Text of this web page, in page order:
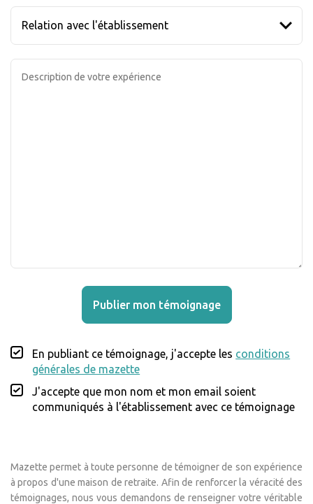
Publier mon témoignage
En publiant ce témoignage, j'accepte les conditions
générales de mazette
J'accepte que mon nom et mon email soient
communiqués à l'établissement avec ce témoignage
Mazette permet à toute personne de témoigner de son expérience
à propos d'une maison de retraite. Afin de renforcer la véracité des
témoignages, nous vous demandons de renseigner votre véritable